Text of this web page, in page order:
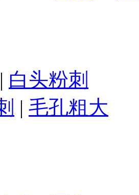
| 白头粉刺
| 毛孔粗大